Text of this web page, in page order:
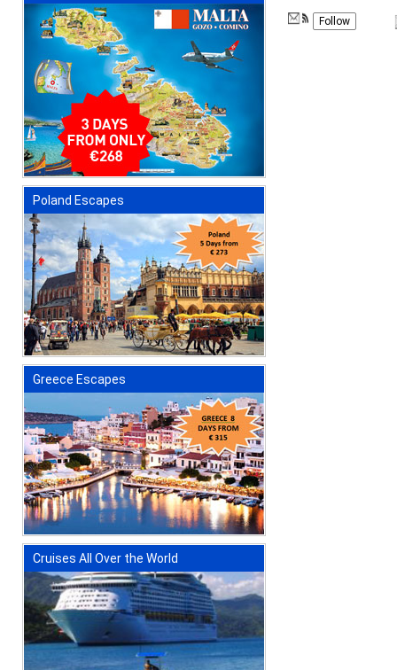
Poland Escapes
Greece Escapes
Cruises All Over the World
Follow